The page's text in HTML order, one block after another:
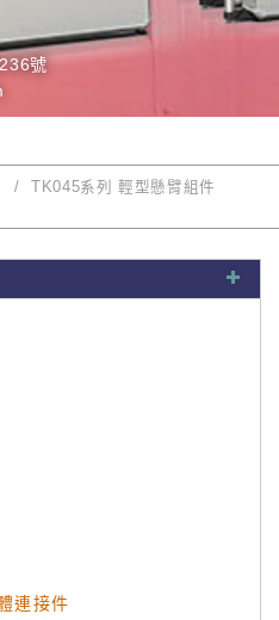
號
TK045系列 輕型懸臂組件
連接件